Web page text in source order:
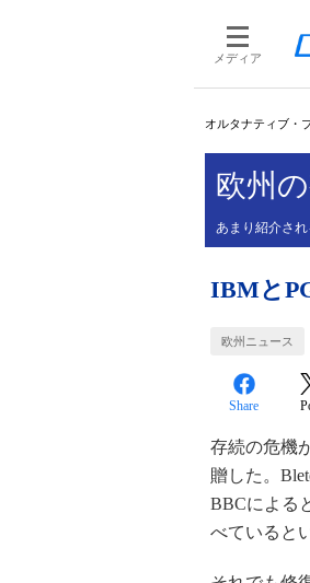
メディア
オルタナティブ・
欧州
あまり紹介さ
IBMと
欧州ニュース
Share
存続の危機
贈した。
BBCによる
べていると